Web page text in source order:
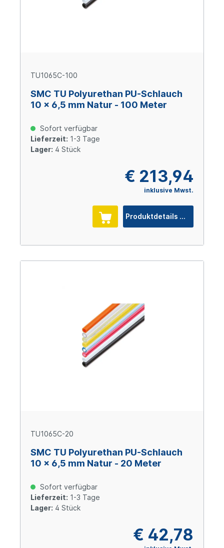
TU1065C-100
SMC TU Polyurethan PU-Schlauch
10 x 6,5 mm Natur - 100 Meter
Sofort verfügbar
Lieferzeit: 1-3 Tage
Lager: 4 Stück
€ 213,94
inklusive Mwst.
Produktdetails
TU1065C-20
SMC TU Polyurethan PU-Schlauch
10 x 6,5 mm Natur - 20 Meter
Sofort verfügbar
Lieferzeit: 1-3 Tage
Lager: 4 Stück
€ 42,78